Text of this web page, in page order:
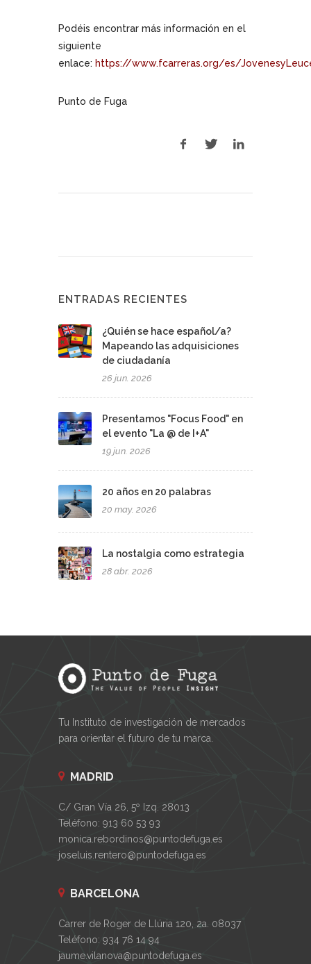
Podéis encontrar más información en el
siguiente
enlace: https://www.fcarreras.org/es/
Punto de Fuga
ENTRADAS RECIENTES
¿Quién se hace español/a?
Mapeando las adquisiciones
de ciudadanía
26 jun. 2026
Presentamos "Focus Food" en
el evento "La @ de I+A"
19 jun. 2026
20 años en 20 palabras
20 may. 2026
La nostalgia como estrategia
28 abr. 2026
Tu Instituto de investigación de mercados
para orientar el futuro de tu marca.
MADRID
C/ Gran Vía 26, 5º Izq. 28013
Teléfono: 913 60 53 93
monica.rebordinos@puntodefuga.es
joseluis.rentero@puntodefuga.es
BARCELONA
Carrer de Roger de Llúria 120, 2a. 08037
Teléfono: 934 76 14 94
jaume.vilanova@puntodefuga.es